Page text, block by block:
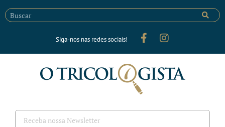
Siga-nos nas redes sociais!